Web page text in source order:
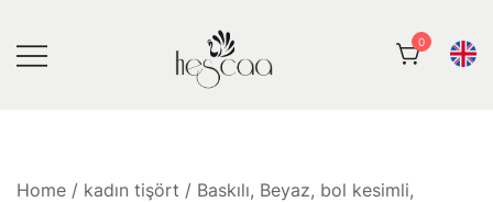
content
0
Home / kadın tişört / Baskılı, Beyaz, bol kesimli,